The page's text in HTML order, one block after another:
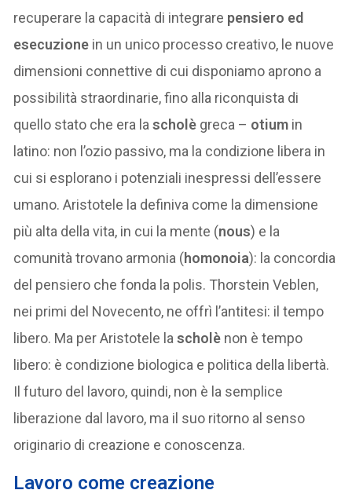
recuperare la capacità di integrare pensiero ed
esecuzione in un unico processo creativo, le nuove
dimensioni connettive di cui disponiamo aprono a
possibilità straordinarie, fino alla riconquista di
quello stato che era lascholè greca – otium in
latino: non l’ozio passivo, ma la condizione libera in
cui si esplorano i potenziali inespressi dell’essere
umano. Aristotele la definiva come la dimensione
più alta della vita, in cui la mente (nous) e la
comunità trovano armonia (homonoia): la concordia
del pensiero che fonda la polis. Thorstein Veblen,
nei primi del Novecento, ne offrì l’antitesi: il tempo
libero. Ma per Aristotele lascholè non è tempo
libero: è condizione biologica e politica della libertà.
Il futuro del lavoro, quindi, non è la semplice
liberazione dal lavoro, ma il suo ritorno al senso
originario di creazione e conoscenza.
Lavoro come creazione